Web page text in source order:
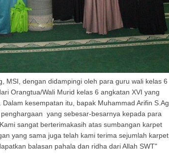
MSI, dengan didampingi oleh para guru wali kelas 6
Orangtua/Wali Murid kelas 6 angkatan XVI yang
kesempatan itu, bapak Muhammad Arifin S.Ag,
yang sebesar-besarnya kepada para
sangat berterimakasih atas sumbangan karpet
yang sama juga telah kami terima sejumlah karpet.
balasan pahala dan ridha dari Allah SWT"